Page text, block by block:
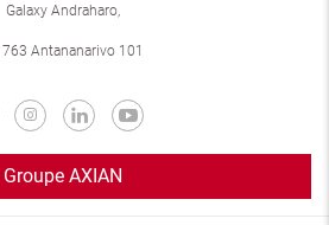
Galaxy Andraharo,
763 Antananarivo 101
Groupe AXIAN